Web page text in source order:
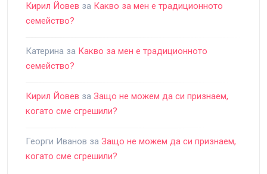
Кирил Йовев за Какво за мен е традиционното
семейство?
Катерина за Какво за мен е традиционното
семейство?
Кирил Йовев за Защо не можем да си признаем,
когато сме сгрешили?
Георги Иванов за Защо не можем да си признаем,
когато сме сгрешили?